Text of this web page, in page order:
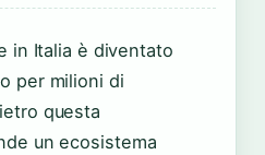
in Italia è diventato
per milioni di
questa
un ecosistema